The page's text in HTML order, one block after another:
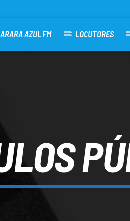
AZUL FM LOCUTORES